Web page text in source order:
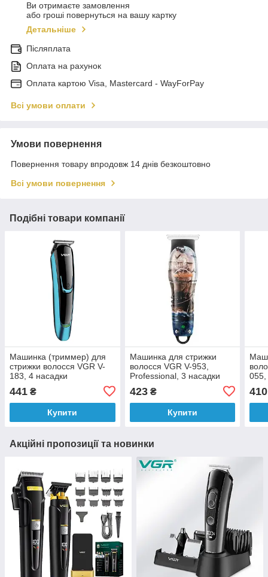
Ви отримаєте замовлення
або гроші повернуться на вашу картку
Детальніше
Післяплата
Оплата на рахунок
Оплата картою Visa, Mastercard - WayForPay
Всі умови оплати
Умови повернення
Повернення товару впродовж 14 днів безкоштовно
Всі умови повернення
Подібні товари компанії
Машинка (триммер) для
стрижки волосся VGR V-
183, 4 насадки
441 ₴
Купити
Машинка для стрижки
волосся VGR V-953,
Professional, 3 насадки
423₴
Купити
055,
410
Акційні пропозиції та новинки